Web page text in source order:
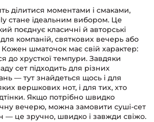
ділитися моментами і смаками,
стане ідеальним вибором. Це
поєднує класичні й авторські
компаній, святкових вечерь або
Кожен шматочок має свій характер:
до хрусткої темпури. Завдяки
сет підходить для різних
— тут знайдеться щось і для
вершкових нот, і для тих, хто
Якщо потрібно швидко
вечерю, можна замовити суші-сет
— це зручно, швидко і завжди свіжо.